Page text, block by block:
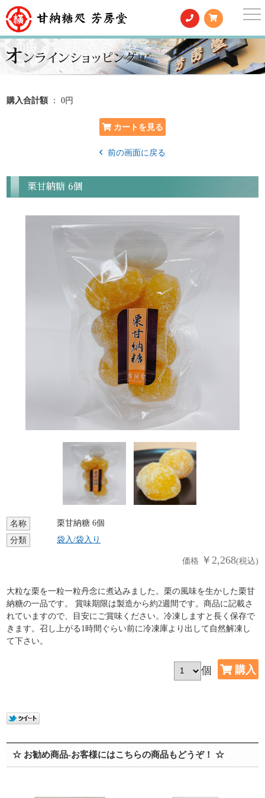
購入合計額 ： 0円
前の画面に戻る
栗甘納糖 6個
名称
栗甘納糖 6個
分類
袋入/袋入り
価格 ￥2,268(税込)
大粒な栗を一粒一粒丹念に煮込みました。栗の風味を生かした栗甘
納糖の一品です。 賞味期限は製造から約2週間です。商品に記載さ
れていますので、目安にご賞味ください。冷凍しますと長く保存で
きます。召し上がる1時間ぐらい前に冷凍庫より出して自然解凍し
て下さい。
個
☆ お勧め商品-お客様にはこちらの商品もどうぞ！ ☆